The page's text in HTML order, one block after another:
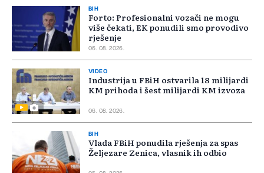
BIH
Forto: Profesionalni vozači ne mogu
više čekati, EK ponudili smo provodivo
rješenje
06. 08. 2026.
VIDEO
Industrija u FBiH ostvarila 18 milijardi
KM prihoda i šest milijardi KM izvoza
06. 08. 2026.
BIH
Vlada FBiH ponudila rješenja za spas
Željezare Zenica, vlasnik ih odbio